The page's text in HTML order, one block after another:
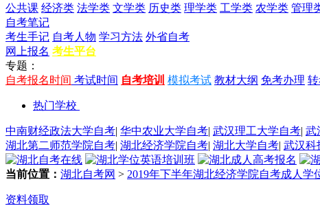
公共课 经济类 法学类 文学类 历史类 理学类 工学类 农学类 管理
自考笔记
考生手记 自考人物 学习方法 外省自考
网上报名 考生平台
专题：
自考报名时间 考试时间 自考培训 模拟考试 教材大纲 免考办理
热门学校
中南财经政法大学自考| 华中农业大学自考| 武汉理工大学自考| 武
湖北第二师范学院自考| 湖北经济学院自考| 湖北大学自考| 武汉科
当前位置： 湖北自考网 > 2019年下半年湖北经济学院自考成人学
资料领取